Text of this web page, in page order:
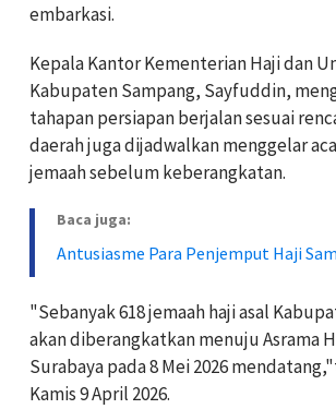
embarkasi.
Kepala Kantor Kementerian Haji dan
Kabupaten Sampang, Sayfuddin,
tahapan persiapan berjalan sesuai
daerah juga dijadwalkan menggelar
jemaah sebelum keberangkatan.
Baca juga:
Antusiasme Para Penjemput Haji
"Sebanyak 618 jemaah haji asal
akan diberangkatkan menuju Asrama
Surabaya pada 8 Mei 2026
Kamis 9 April 2026.